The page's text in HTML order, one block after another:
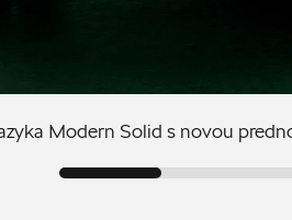
Modern Solid s novou